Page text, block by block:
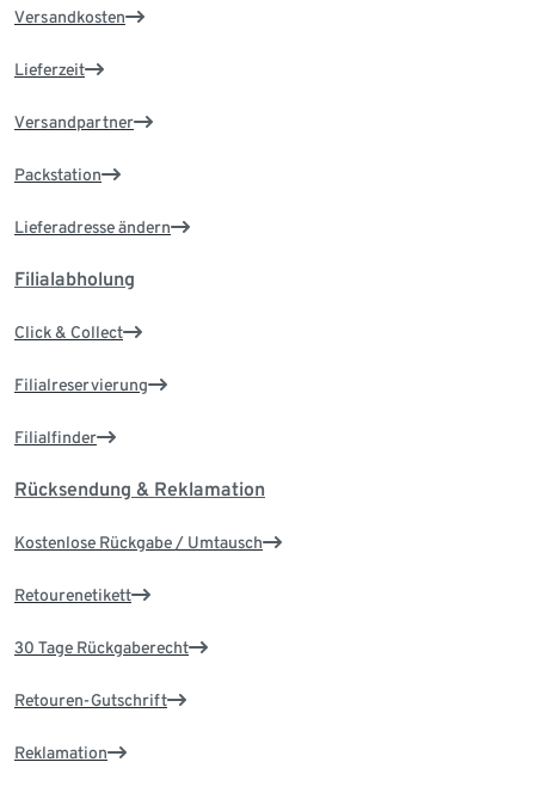
Versandkosten
Lieferzeit
Versandpartner
Packstation
Lieferadresse ändern
Filialabholung
Click & Collect
Filialreservierung
Filialfinder
Rücksendung & Reklamation
Kostenlose Rückgabe / Umtausch
Retourenetikett
30 Tage Rückgaberecht
Retouren-Gutschrift
Reklamation